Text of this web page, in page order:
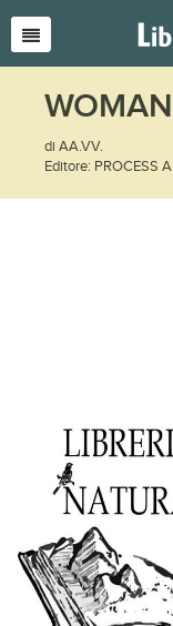
di AA.VV.
Editore: PROCESS